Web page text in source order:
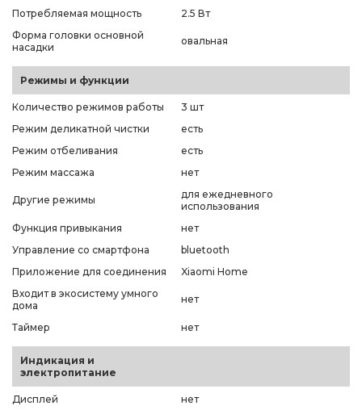
Потребляемая мощность
2.5 Вт
Форма головки основной
насадки
овальная
Режимы и функции
Количество режимов работы
3 шт
Режим деликатной чистки
есть
Режим отбеливания
есть
Режим массажа
нет
Другие режимы
для ежедневного
использования
Функция привыкания
нет
Управление со смартфона
bluetooth
Приложение для соединения
Xiaomi Home
Входит в экосистему умного
дома
нет
Таймер нет
Индикация и
электропитание
Дисплей
нет